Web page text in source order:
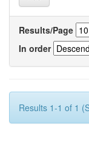
Results/Page
In order
Results 1-1 of 1